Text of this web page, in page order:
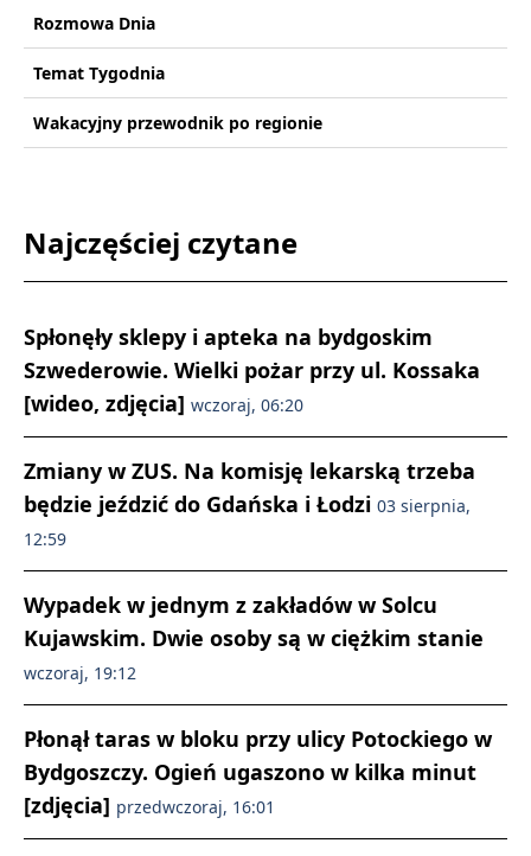
Rozmowa Dnia
Temat Tygodnia
Wakacyjny przewodnik po regionie
Najczęściej czytane
Spłonęły sklepy i apteka na bydgoskim
Szwederowie. Wielki pożar przy ul. Kossaka
[wideo, zdjęcia] wczoraj, 06:20
Zmiany w ZUS. Na komisję lekarską trzeba
będzie jeździć do Gdańska i Łodzi 03 sierpnia,
12:59
Wypadek w jednym z zakładów w Solcu
Kujawskim. Dwie osoby są w ciężkim stanie
wczoraj, 19:12
Płonął taras w bloku przy ulicy Potockiego w
Bydgoszczy. Ogień ugaszono w kilka minut
[zdjęcia] przedwczoraj, 16:01